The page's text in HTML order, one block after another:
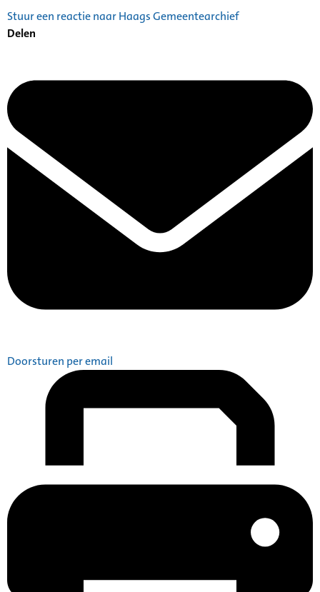
Stuur een reactie naar Haags Gemeentearchief
Delen
Doorsturen per email